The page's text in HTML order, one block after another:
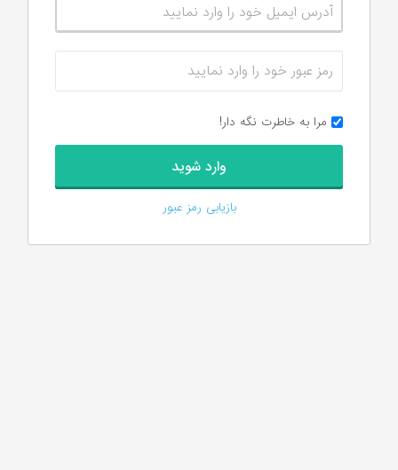
مرا به خاطرت نگه دار!
بازیابی رمز عبور